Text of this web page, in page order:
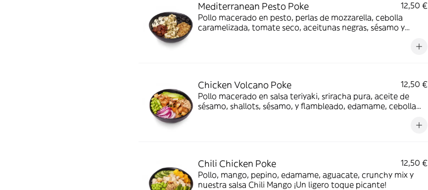
Mediterranean Pesto Poke
12,50 €
Pollo macerado en pesto, perlas de mozzarella, cebolla
caramelizada, tomate seco, aceitunas negras, sésamo y
Chicken Volcano Poke
12,50 €
Pollo macerado en salsa teriyaki, sriracha pura, aceite de
sésamo, shallots, sésamo, y flambleado, edamame, cebolla
Original y Teriyaki Tradicional ¿Preparado para chuparte los
Chili Chicken Poke
12,50 €
Pollo, mango, pepino, edamame, aguacate, crunchy mix y
nuestra salsa Chili Mango ¡Un ligero toque picante!